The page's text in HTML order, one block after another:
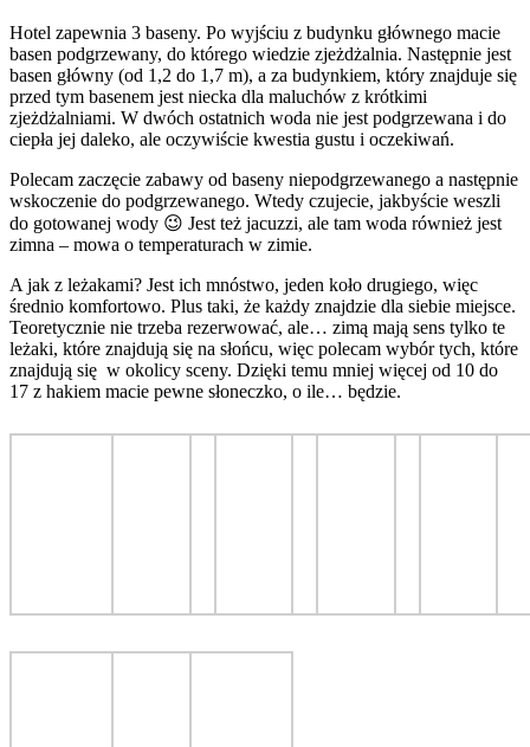
Hotel zapewnia 3 baseny. Po wyjściu z budynku głównego macie
basen podgrzewany, do którego wiedzie zjeżdżalnia. Następnie jest
basen główny (od 1,2 do 1,7 m), a za budynkiem, który znajduje się
przed tym basenem jest niecka dla maluchów z krótkimi
zjeżdżalniami. W dwóch ostatnich woda nie jest podgrzewana i do
ciepła jej daleko, ale oczywiście kwestia gustu i oczekiwań.
Polecam zaczęcie zabawy od baseny niepodgrzewanego a następnie
wskoczenie do podgrzewanego. Wtedy czujecie, jakbyście weszli
do gotowanej wody 😉 Jest też jacuzzi, ale tam woda również jest
zimna – mowa o temperaturach w zimie.
A jak z leżakami? Jest ich mnóstwo, jeden koło drugiego, więc
średnio komfortowo. Plus taki, że każdy znajdzie dla siebie miejsce.
Teoretycznie nie trzeba rezerwować, ale… zimą mają sens tylko te
leżaki, które znajdują się na słońcu, więc polecam wybór tych, które
znajdują się w okolicy sceny. Dzięki temu mniej więcej od 10 do
17 z hakiem macie pewne słoneczko, o ile… będzie.